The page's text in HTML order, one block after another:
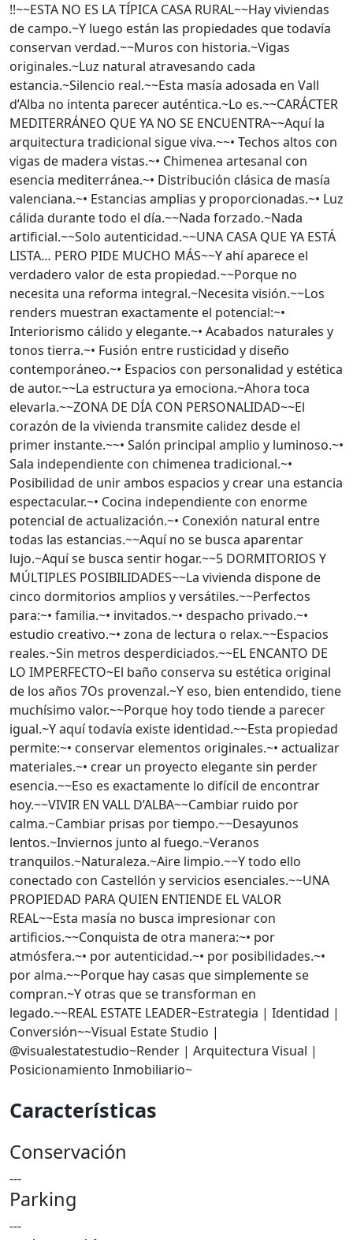
!!~~ESTA NO ES LA TÍPICA CASA RURAL~~Hay viviendas
de campo.~Y luego están las propiedades que todavía
conservan verdad.~~Muros con historia.~Vigas
originales.~Luz natural atravesando cada
estancia.~Silencio real.~~Esta masía adosada en Vall
d’Alba no intenta parecer auténtica.~Lo es.~~CARÁCTER
MEDITERRÁNEO QUE YA NO SE ENCUENTRA~~Aquí la
arquitectura tradicional sigue viva.~~• Techos altos con
vigas de madera vistas.~• Chimenea artesanal con
esencia mediterránea.~• Distribución clásica de masía
valenciana.~• Estancias amplias y proporcionadas.~• Luz
cálida durante todo el día.~~Nada forzado.~Nada
artificial.~~Solo autenticidad.~~UNA CASA QUE YA ESTÁ
LISTA… PERO PIDE MUCHO MÁS~~Y ahí aparece el
verdadero valor de esta propiedad.~~Porque no
necesita una reforma integral.~Necesita visión.~~Los
renders muestran exactamente el potencial:~•
Interiorismo cálido y elegante.~• Acabados naturales y
tonos tierra.~• Fusión entre rusticidad y diseño
contemporáneo.~• Espacios con personalidad y estética
de autor.~~La estructura ya emociona.~Ahora toca
elevarla.~~ZONA DE DÍA CON PERSONALIDAD~~El
corazón de la vivienda transmite calidez desde el
primer instante.~~• Salón principal amplio y luminoso.~•
Sala independiente con chimenea tradicional.~•
Posibilidad de unir ambos espacios y crear una estancia
espectacular.~• Cocina independiente con enorme
potencial de actualización.~• Conexión natural entre
todas las estancias.~~Aquí no se busca aparentar
lujo.~Aquí se busca sentir hogar.~~5 DORMITORIOS Y
MÚLTIPLES POSIBILIDADES~~La vivienda dispone de
cinco dormitorios amplios y versátiles.~~Perfectos
para:~• familia.~• invitados.~• despacho privado.~•
estudio creativo.~• zona de lectura o relax.~~Espacios
reales.~Sin metros desperdiciados.~~EL ENCANTO DE
LO IMPERFECTO~El baño conserva su estética original
de los años 7Os provenzal.~Y eso, bien entendido, tiene
muchísimo valor.~~Porque hoy todo tiende a parecer
igual.~Y aquí todavía existe identidad.~~Esta propiedad
permite:~• conservar elementos originales.~• actualizar
materiales.~• crear un proyecto elegante sin perder
esencia.~~Eso es exactamente lo difícil de encontrar
hoy.~~VIVIR EN VALL D’ALBA~~Cambiar ruido por
calma.~Cambiar prisas por tiempo.~~Desayunos
lentos.~Inviernos junto al fuego.~Veranos
tranquilos.~Naturaleza.~Aire limpio.~~Y todo ello
conectado con Castellón y servicios esenciales.~~UNA
PROPIEDAD PARA QUIEN ENTIENDE EL VALOR
REAL~~Esta masía no busca impresionar con
artificios.~~Conquista de otra manera:~• por
atmósfera.~• por autenticidad.~• por posibilidades.~•
por alma.~~Porque hay casas que simplemente se
compran.~Y otras que se transforman en
legado.~~REAL ESTATE LEADER~Estrategia | Identidad |
Conversión~~Visual Estate Studio |
@visualestatestudio~Render | Arquitectura Visual |
Posicionamiento Inmobiliario~
Características
Conservación
---
Parking
---